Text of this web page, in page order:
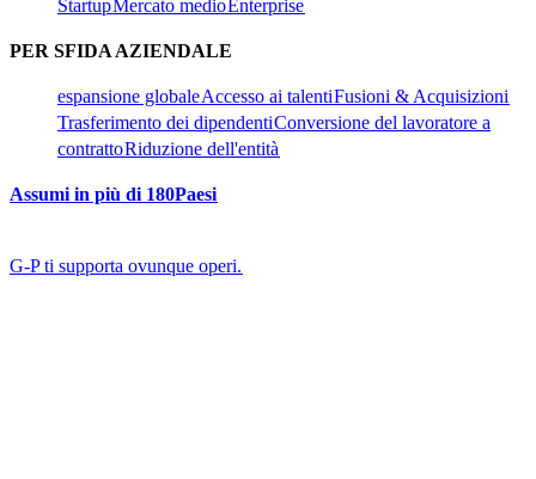
Startup​​Mercato medio​​ Enterprise​​
PER SFIDA AZIENDALE​​
espansione globale​​Accesso ai talenti​​Fusioni & Acquisizioni​​
Trasferimento dei dipendenti​​Conversione del lavoratore a
contratto​​Riduzione dell'entità​​
Assumi in più di 180Paesi​​
G-P ti supporta ovunque operi.​​